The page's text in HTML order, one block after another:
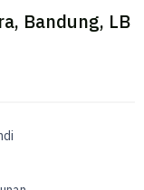
Bandung, LB